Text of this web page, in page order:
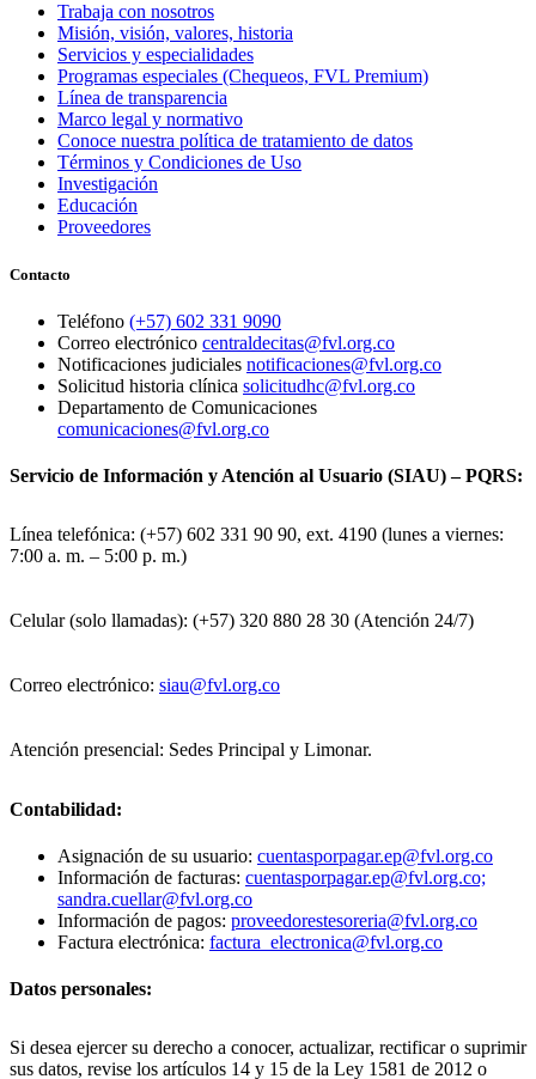
Trabaja con nosotros
Misión, visión, valores, historia
Servicios y especialidades
Programas especiales (Chequeos, FVL Premium)
Línea de transparencia
Marco legal y normativo
Conoce nuestra política de tratamiento de datos
Términos y Condiciones de Uso
Investigación
Educación
Proveedores
Contacto
Teléfono (+57) 602 331 9090
Correo electrónico centraldecitas@fvl.org.co
Notificaciones judiciales notificaciones@fvl.org.co
Solicitud historia clínica solicitudhc@fvl.org.co
Departamento de Comunicaciones
comunicaciones@fvl.org.co
Servicio de Información y Atención al Usuario (SIAU) – PQRS:
Línea telefónica: (+57) 602 331 90 90, ext. 4190 (lunes a viernes:
7:00 a. m. – 5:00 p. m.)
Celular (solo llamadas): (+57) 320 880 28 30 (Atención 24/7)
Correo electrónico: siau@fvl.org.co
Atención presencial: Sedes Principal y Limonar.
Contabilidad:
Asignación de su usuario: cuentasporpagar.ep@fvl.org.co
Información de facturas: cuentasporpagar.ep@fvl.org.co;
sandra.cuellar@fvl.org.co
Información de pagos: proveedorestesoreria@fvl.org.co
Factura electrónica: factura_electronica@fvl.org.co
Datos personales:
Si desea ejercer su derecho a conocer, actualizar, rectificar o suprimir
sus datos, revise los artículos 14 y 15 de la Ley 1581 de 2012 o